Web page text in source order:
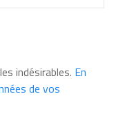
indésirables. En
de vos